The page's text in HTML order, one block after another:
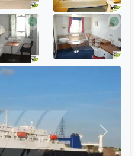
التالي